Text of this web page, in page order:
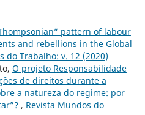
pattern of labour
and rebellions in the Global
do Trabalho: v. 12 (2020)
O projeto Responsabilidade
de direitos durante a
a natureza do regime: por
, Revista Mundos do